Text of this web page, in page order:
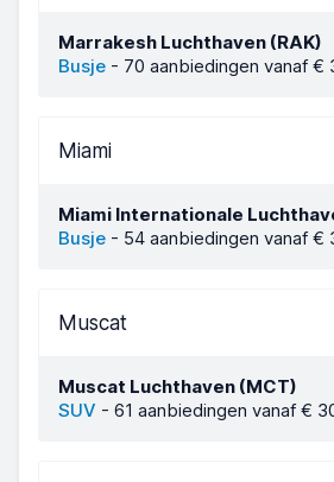
Marrakesh Luchthaven (RAK)
Busje - 70 aanbiedingen vanaf €
Miami
Miami Internationale
Busje - 54 aanbiedingen vanaf €
Muscat
Muscat Luchthaven (MCT)
SUV - 61 aanbiedingen vanaf €